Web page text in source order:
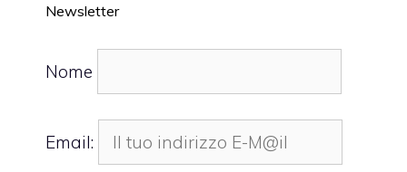
Newsletter
Nome
Email: